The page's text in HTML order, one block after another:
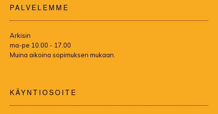
PALVELEMME
Arkisin
ma-pe 10.00 - 17.00
Muina aikoina sopimuksen mukaan.
KÄYNTIOSOITE